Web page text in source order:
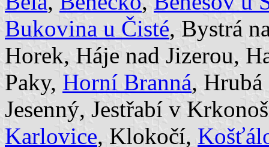
Bukovina u Čisté, Bystrá
Horek, Háje nad Jizerou,
Paky, Horní Branná, Hrubá
Jesenný, Jestřabí v
Karlovice, Klokočí,